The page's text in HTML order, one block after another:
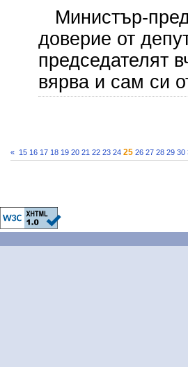
Министър-
доверие от
председателят
вярва и сам си
« 15 16 17 18 19 20 21 22 23 24 25 26 27 28 29 30